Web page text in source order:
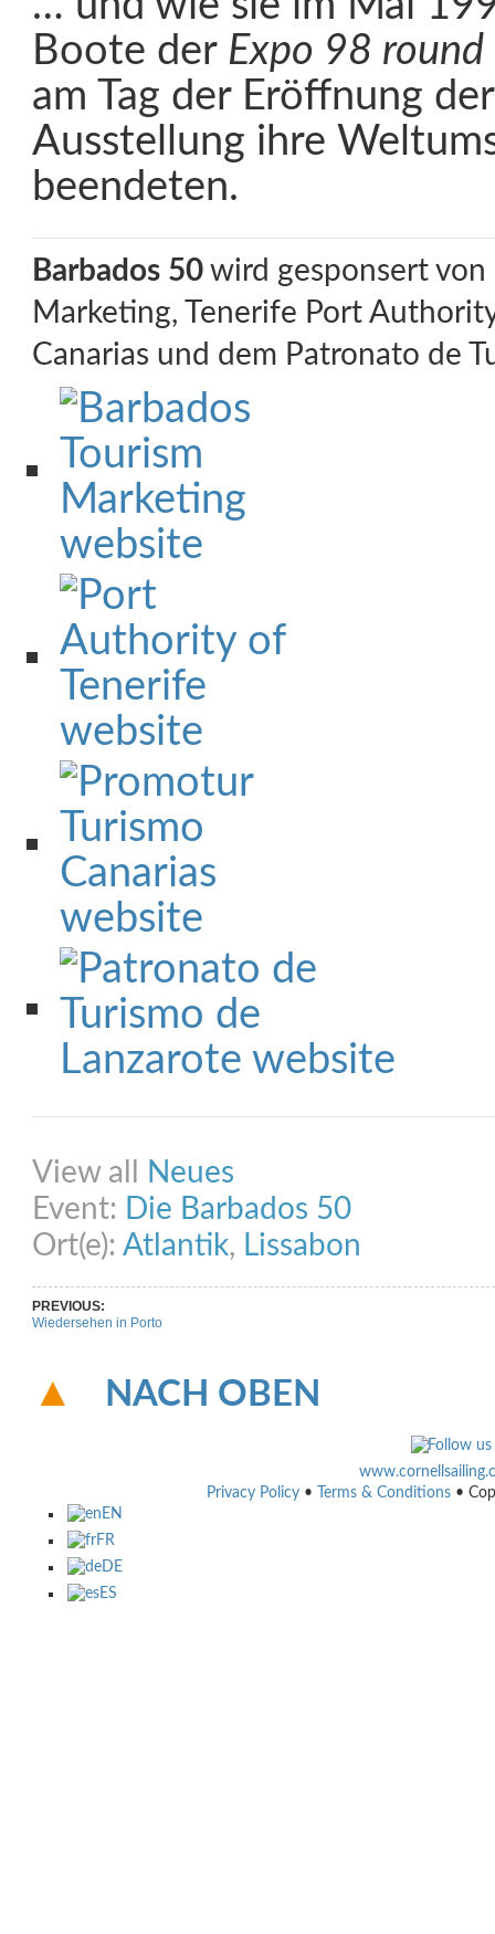
Boote der Expo 98
am Tag der Eröffnung
Ausstellung ihre
beendeten.
Barbados 50 wird gesponsert von
Marketing, Tenerife Port
Canarias und dem Patronato de
View all
Neues
Event: Die Barbados 50
Ort(e): Atlantik, Lissabon
PREVIOUS:
Wiedersehen in Porto
NACH OBEN
Privacy Policy • Terms & Conditions •
EN
FR
DE
ES